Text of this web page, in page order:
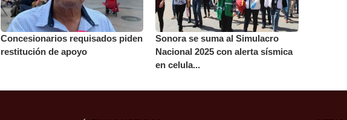
Concesionarios requisados piden
restitución de apoyo
Sonora se suma al Simulacro
Nacional 2025 con alerta sísmica
en celula...